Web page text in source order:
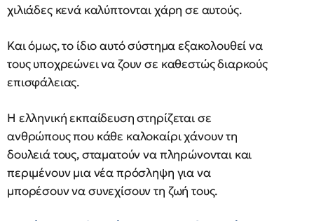
χιλιάδες κενά καλύπτονται χάρη σε αυτούς.
Και όμως, το ίδιο αυτό σύστημα εξακολουθεί να
τους υποχρεώνει να ζουν σε καθεστώς διαρκούς
επισφάλειας.
Η ελληνική εκπαίδευση στηρίζεται σε
ανθρώπους που κάθε καλοκαίρι χάνουν τη
δουλειά τους, σταματούν να πληρώνονται και
περιμένουν μια νέα πρόσληψη για να
μπορέσουν να συνεχίσουν τη ζωή τους.